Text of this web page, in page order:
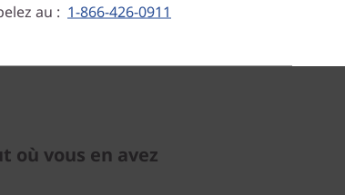
où vous en avez
au : 1-866-426-0911